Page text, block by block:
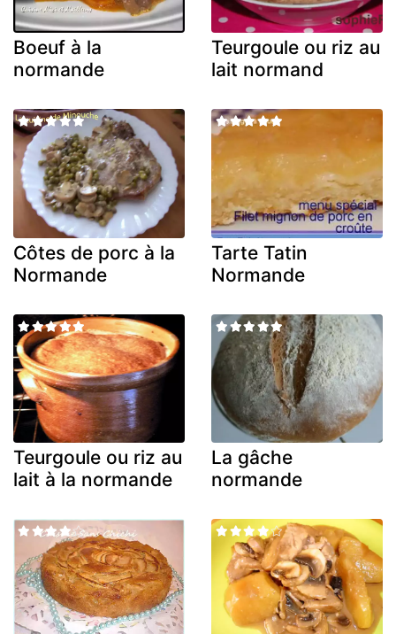
Boeuf à la
normande
Teurgoule ou riz au
lait normand
Côtes de porc à la
Normande
Tarte Tatin
Normande
Teurgoule ou riz au
lait à la normande
La gâche
normande